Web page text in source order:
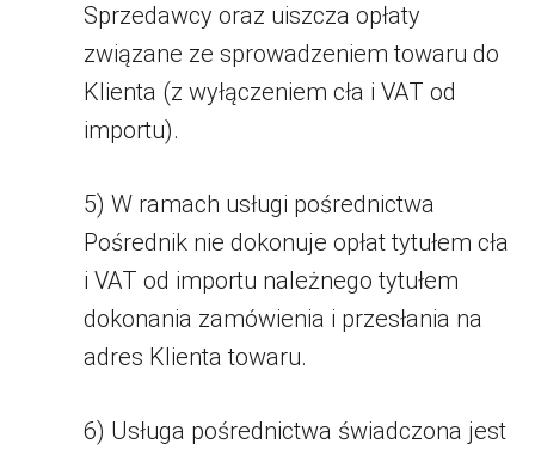
Sprzedawcy oraz uiszcza opłaty
związane ze sprowadzeniem towaru do
Klienta (z wyłączeniem cła i VAT od
importu).
5) W ramach usługi pośrednictwa
Pośrednik nie dokonuje opłat tytułem cła
i VAT od importu należnego tytułem
dokonania zamówienia i przesłania na
adres Klienta towaru.
6) Usługa pośrednictwa świadczona jest